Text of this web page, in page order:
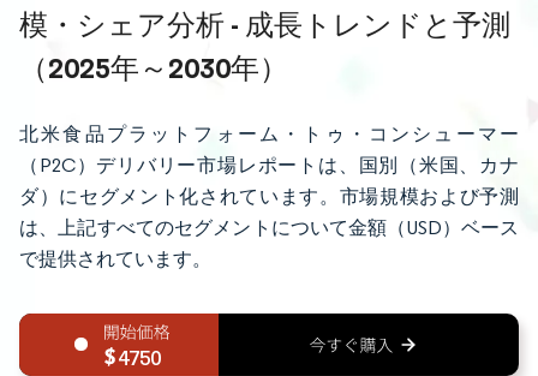
模・シェア分析 - 成長トレンドと予測
（2025年～2030年）
北米食品プラットフォーム・トゥ・コンシューマー
（P2C）デリバリー市場レポートは、国別（米国、カナ
ダ）にセグメント化されています。市場規模および予測
は、上記すべてのセグメントについて金額（USD）ベース
で提供されています。
4750